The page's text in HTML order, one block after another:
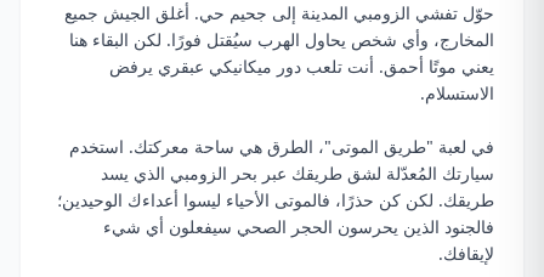
حوّل تفشي الزومبي المدينة إلى جحيم حي. أغلق الجيش جميع
المخارج، وأي شخص يحاول الهرب سيُقتل فورًا. لكن البقاء هنا
يعني موتًا أحمق. أنت تلعب دور ميكانيكي عبقري يرفض
الاستسلام.
في لعبة "طريق الموتى"، الطرق هي ساحة معركتك. استخدم
سيارتك المُعدّلة لشق طريقك عبر بحر الزومبي الذي يسد
طريقك. لكن كن حذرًا، فالموتى الأحياء ليسوا أعداءك الوحيدين؛
فالجنود الذين يحرسون الحجر الصحي سيفعلون أي شيء
لإيقافك.